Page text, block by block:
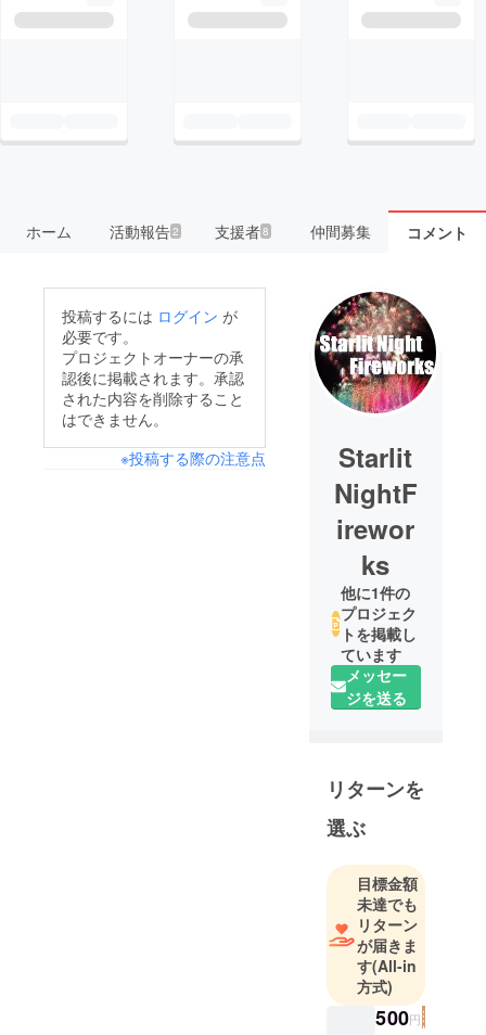
ホーム 活動報告2 支援者8 仲間募集 コメント
投稿するには ログイン が
必要です。
プロジェクトオーナーの承
認後に掲載されます。承認
された内容を削除すること
はできません。
※投稿する際の注意点
Starlit
NightF
irewor
ks
他に1件の
プロジェク
トを掲載し
ています
メッセー
ジを送る
リターンを
選ぶ
目標金額
未達でも
リターン
が届きま
す(All-in
方式)
500円